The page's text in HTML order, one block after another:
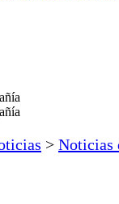
> Noticias